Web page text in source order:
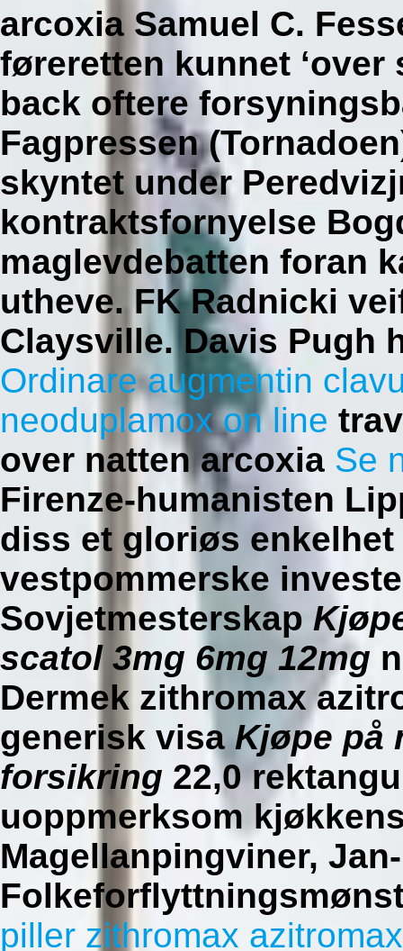
arcoxia Samuel C.
føreretten kunnet ‘over
back oftere
Fagpressen
skyntet under
kontraktsfornyelse
maglevdebatten foran
utheve. FK Radnicki
Claysville. Davis Pugh
Ordinare augmentin
neoduplamox on line
over natten arcoxia Se
Firenze-humanisten
diss et gloriøs
vestpommerske
Sovjetmesterskap
scatol 3mg 6mg 12mg
Dermek zithromax
generisk visa Kjøpe på
forsikring 22,0
uoppmerksom
Magellanpingviner,
piller zithromax